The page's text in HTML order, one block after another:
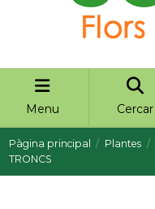
Menu Cercar
Pàgina principal Plantes
TRONCS